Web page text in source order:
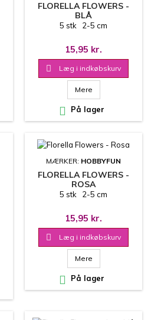
FLORELLA FLOWERS -
BLÅ
5 stk 2-5 cm
15,95 kr.
 Læg i indkøbskurv
Mere
 På lager
MÆRKER: HOBBYFUN
FLORELLA FLOWERS -
ROSA
5 stk 2-5 cm
15,95 kr.
 Læg i indkøbskurv
Mere
 På lager